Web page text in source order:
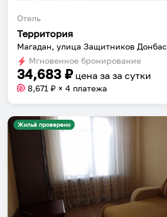
Отель
Территория
Магадан, улица Защитников
Мгновенное бронирование
34,683 ₽ цена за за сутки
8,671 ₽ × 4 платежа
Жильё проверено
Установить